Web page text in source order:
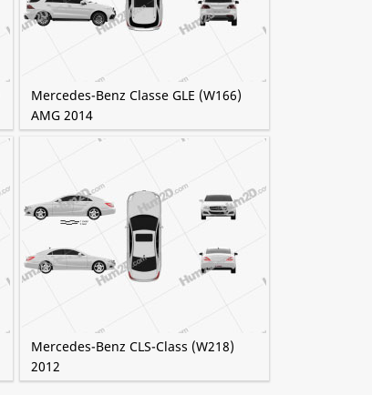
Mercedes-Benz Classe GLE (W166)
AMG 2014
Mercedes-Benz CLS-Class (W218)
2012